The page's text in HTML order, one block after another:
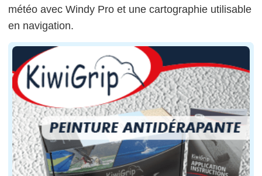
météo avec Windy Pro et une cartographie utilisable
en navigation.